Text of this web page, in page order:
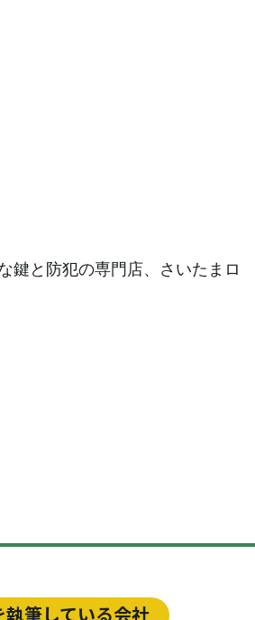
鍵と防犯の専門店、さいたまロ
執筆している会社